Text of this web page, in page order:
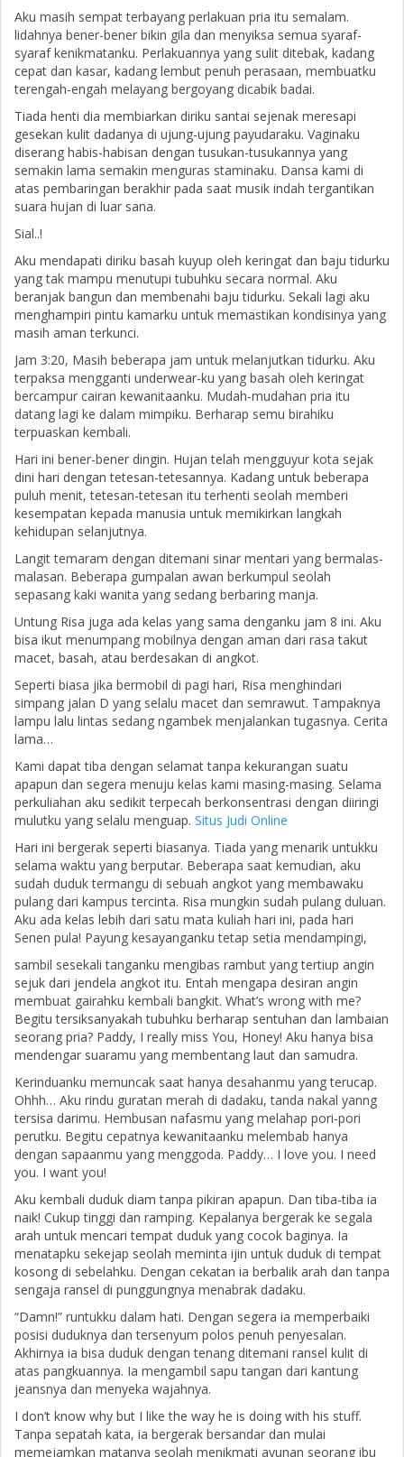
Aku masih sempat terbayang perlakuan pria itu semalam.
lidahnya bener-bener bikin gila dan menyiksa semua syaraf-
syaraf kenikmatanku. Perlakuannya yang sulit ditebak, kadang
cepat dan kasar, kadang lembut penuh perasaan, membuatku
terengah-engah melayang bergoyang dicabik badai.
Tiada henti dia membiarkan diriku santai sejenak meresapi
gesekan kulit dadanya di ujung-ujung payudaraku. Vaginaku
diserang habis-habisan dengan tusukan-tusukannya yang
semakin lama semakin menguras staminaku. Dansa kami di
atas pembaringan berakhir pada saat musik indah tergantikan
suara hujan di luar sana.
Sial..!
Aku mendapati diriku basah kuyup oleh keringat dan baju tidurku
yang tak mampu menutupi tubuhku secara normal. Aku
beranjak bangun dan membenahi baju tidurku. Sekali lagi aku
menghampiri pintu kamarku untuk memastikan kondisinya yang
masih aman terkunci.
Jam 3:20, Masih beberapa jam untuk melanjutkan tidurku. Aku
terpaksa mengganti underwear-ku yang basah oleh keringat
bercampur cairan kewanitaanku. Mudah-mudahan pria itu
datang lagi ke dalam mimpiku. Berharap semu birahiku
terpuaskan kembali.
Hari ini bener-bener dingin. Hujan telah mengguyur kota sejak
dini hari dengan tetesan-tetesannya. Kadang untuk beberapa
puluh menit, tetesan-tetesan itu terhenti seolah memberi
kesempatan kepada manusia untuk memikirkan langkah
kehidupan selanjutnya.
Langit temaram dengan ditemani sinar mentari yang bermalas-
malasan. Beberapa gumpalan awan berkumpul seolah
sepasang kaki wanita yang sedang berbaring manja.
Untung Risa juga ada kelas yang sama denganku jam 8 ini. Aku
bisa ikut menumpang mobilnya dengan aman dari rasa takut
macet, basah, atau berdesakan di angkot.
Seperti biasa jika bermobil di pagi hari, Risa menghindari
simpang jalan D yang selalu macet dan semrawut. Tampaknya
lampu lalu lintas sedang ngambek menjalankan tugasnya. Cerita
lama…
Kami dapat tiba dengan selamat tanpa kekurangan suatu
apapun dan segera menuju kelas kami masing-masing. Selama
perkuliahan aku sedikit terpecah berkonsentrasi dengan diiringi
mulutku yang selalu menguap. Situs Judi Online
Hari ini bergerak seperti biasanya. Tiada yang menarik untukku
selama waktu yang berputar. Beberapa saat kemudian, aku
sudah duduk termangu di sebuah angkot yang membawaku
pulang dari kampus tercinta. Risa mungkin sudah pulang duluan.
Aku ada kelas lebih dari satu mata kuliah hari ini, pada hari
Senen pula! Payung kesayanganku tetap setia mendampingi,
sambil sesekali tanganku mengibas rambut yang tertiup angin
sejuk dari jendela angkot itu. Entah mengapa desiran angin
membuat gairahku kembali bangkit. What’s wrong with me?
Begitu tersiksanyakah tubuhku berharap sentuhan dan lambaian
seorang pria? Paddy, I really miss You, Honey! Aku hanya bisa
mendengar suaramu yang membentang laut dan samudra.
Kerinduanku memuncak saat hanya desahanmu yang terucap.
Ohhh… Aku rindu guratan merah di dadaku, tanda nakal yanng
tersisa darimu. Hembusan nafasmu yang melahap pori-pori
perutku. Begitu cepatnya kewanitaanku melembab hanya
dengan sapaanmu yang menggoda. Paddy… I love you. I need
you. I want you!
Aku kembali duduk diam tanpa pikiran apapun. Dan tiba-tiba ia
naik! Cukup tinggi dan ramping. Kepalanya bergerak ke segala
arah untuk mencari tempat duduk yang cocok baginya. Ia
menatapku sekejap seolah meminta ijin untuk duduk di tempat
kosong di sebelahku. Dengan cekatan ia berbalik arah dan tanpa
sengaja ransel di punggungnya menabrak dadaku.
“Damn!” runtukku dalam hati. Dengan segera ia memperbaiki
posisi duduknya dan tersenyum polos penuh penyesalan.
Akhirnya ia bisa duduk dengan tenang ditemani ransel kulit di
atas pangkuannya. Ia mengambil sapu tangan dari kantung
jeansnya dan menyeka wajahnya.
I don’t know why but I like the way he is doing with his stuff.
Tanpa sepatah kata, ia bergerak bersandar dan mulai
memejamkan matanya seolah menikmati ayunan seorang ibu